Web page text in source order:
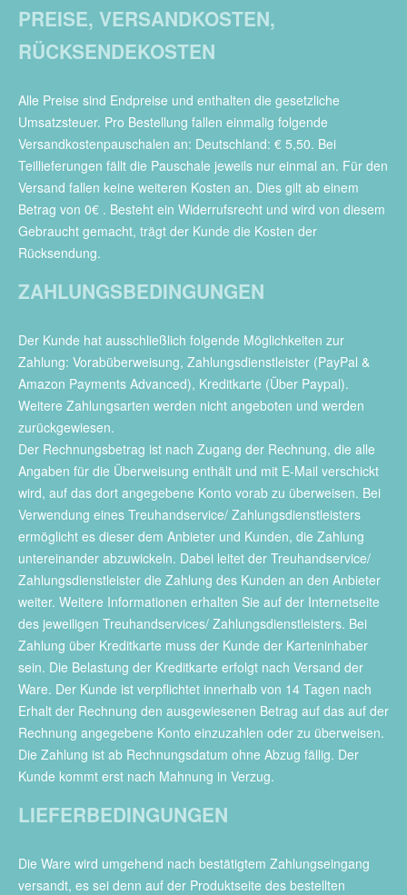
PREISE, VERSANDKOSTEN,
RÜCKSENDEKOSTEN
Alle Preise sind Endpreise und enthalten die gesetzliche
Umsatzsteuer. Pro Bestellung fallen einmalig folgende
Versandkostenpauschalen an: Deutschland: € 5,50. Bei
Teillieferungen fällt die Pauschale jeweils nur einmal an. Für den
Versand fallen keine weiteren Kosten an. Dies gilt ab einem
Betrag von 0€ . Besteht ein Widerrufsrecht und wird von diesem
Gebraucht gemacht, trägt der Kunde die Kosten der
Rücksendung.
ZAHLUNGSBEDINGUNGEN
Der Kunde hat ausschließlich folgende Möglichkeiten zur
Zahlung: Vorabüberweisung, Zahlungsdienstleister (PayPal &
Amazon Payments Advanced), Kreditkarte (Über Paypal).
Weitere Zahlungsarten werden nicht angeboten und werden
zurückgewiesen.
Der Rechnungsbetrag ist nach Zugang der Rechnung, die alle
Angaben für die Überweisung enthält und mit E-Mail verschickt
wird, auf das dort angegebene Konto vorab zu überweisen. Bei
Verwendung eines Treuhandservice/ Zahlungsdienstleisters
ermöglicht es dieser dem Anbieter und Kunden, die Zahlung
untereinander abzuwickeln. Dabei leitet der Treuhandservice/
Zahlungsdienstleister die Zahlung des Kunden an den Anbieter
weiter. Weitere Informationen erhalten Sie auf der Internetseite
des jeweiligen Treuhandservices/ Zahlungsdienstleisters. Bei
Zahlung über Kreditkarte muss der Kunde der Karteninhaber
sein. Die Belastung der Kreditkarte erfolgt nach Versand der
Ware. Der Kunde ist verpflichtet innerhalb von 14 Tagen nach
Erhalt der Rechnung den ausgewiesenen Betrag auf das auf der
Rechnung angegebene Konto einzuzahlen oder zu überweisen.
Die Zahlung ist ab Rechnungsdatum ohne Abzug fällig. Der
Kunde kommt erst nach Mahnung in Verzug.
LIEFERBEDINGUNGEN
Die Ware wird umgehend nach bestätigtem Zahlungseingang
versandt, es sei denn auf der Produktseite des bestellten